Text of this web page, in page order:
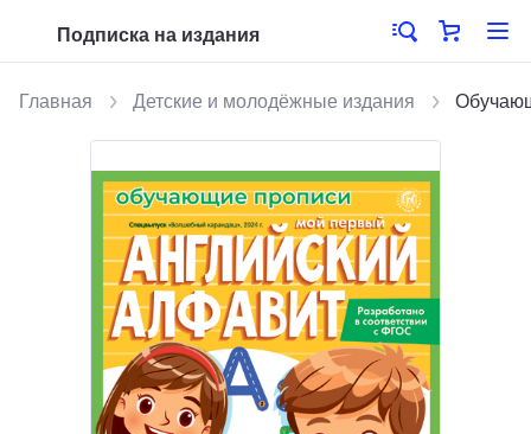
Подписка на издания
Главная Детские и молодёжные издания